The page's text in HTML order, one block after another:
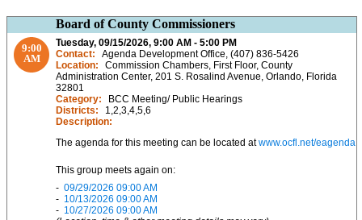
Board of County Commissioners
9:00
AM
Tuesday, 09/15/2026, 9:00 AM - 5:00 PM
Contact:
Agenda Development Office, (407) 836-5426
Location:
Commission Chambers, First Floor, County
Administration Center, 201 S. Rosalind Avenue, Orlando, Florida
32801
Category:
BCC Meeting/ Public Hearings
Districts:
1,2,3,4,5,6
Description:
The agenda for this meeting can be located atwww.ocfl.net/eagenda
This group meets again on:
- 09/29/2026 09:00 AM
- 10/13/2026 09:00 AM
- 10/27/2026 09:00 AM